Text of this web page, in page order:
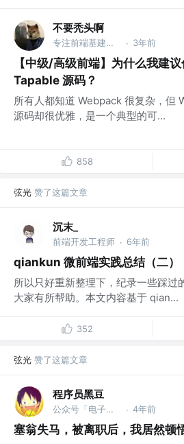
不要秃头啊
专注前端基建，热衷量化投资 · 3年前
【中级/高级前端】为什么我建
Tapable 源码？
所有人都知道 Webpack 很复杂，但
源码却很优雅，是一个典型的可...
858
弦光 赞了这篇文章
沉末_
前端开发工程师 · 6年前
qiankun 微前端实践总结（二）
所以只好重新整理下，纪录一些踩过
大家有所帮助。本文内容基于 qian...
352
弦光 赞了这篇文章
程序员黑豆
公众号「电子黑豆」 · 4年前
塞翁失马，被离职后，我居然顿